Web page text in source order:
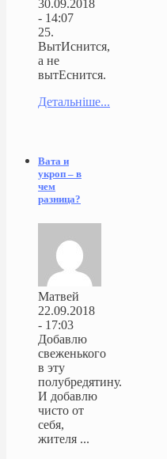
30.09.2018
- 14:07
25.
ВытИснится,
а не
вытЕснится.
Детальніше...
Вата и
укроп – в
чем
разница?
Матвей
22.09.2018
- 17:03
Добавлю
свеженького
в эту
полубредятину.
И добавлю
чисто от
себя,
жителя ...